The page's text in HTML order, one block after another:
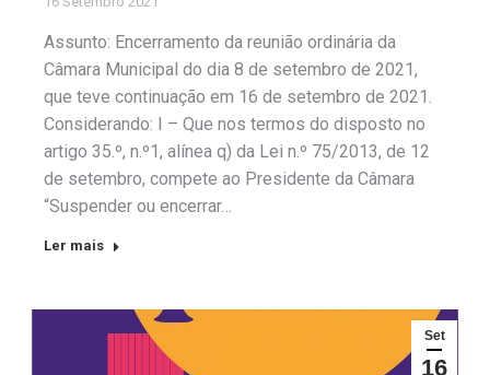
Assunto: Encerramento da reunião ordinária da
Câmara Municipal do dia 8 de setembro de 2021,
que teve continuação em 16 de setembro de 2021.
Considerando: I – Que nos termos do disposto no
artigo 35.º, n.º1, alínea q) da Lei n.º 75/2013, de 12
de setembro, compete ao Presidente da Câmara
“Suspender ou encerrar…
Ler mais
Set
16